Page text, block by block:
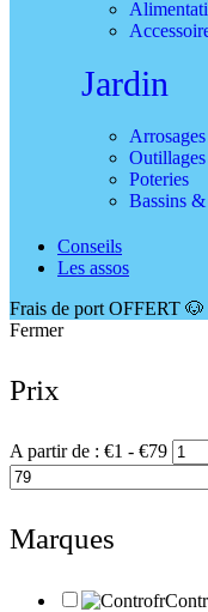
Jardin
Outillages
Poteries
Bassins
Conseils
Les assos
Frais de port OFFERT 🐶
Fermer
Prix
A partir de : €1 - €79
Marques